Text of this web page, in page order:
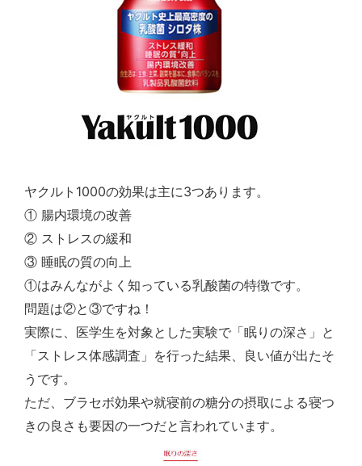
ヤクルト 1000の効果は主に3つあります。
① 腸内環境の改善
② ストレスの緩和
③ 睡眠の質の向上
①はみんながよく知っている乳酸菌の特徴です。
問題は②と③ですね！
実際に、医学生を対象とした実験で「眠りの深さ」と
「ストレス体感調査」を行った結果、良い値が出たそ
うです。
ただ、ブラセボ効果や就寝前の糖分の摂取による寝つ
きの良さも要因の一つだと言われています。